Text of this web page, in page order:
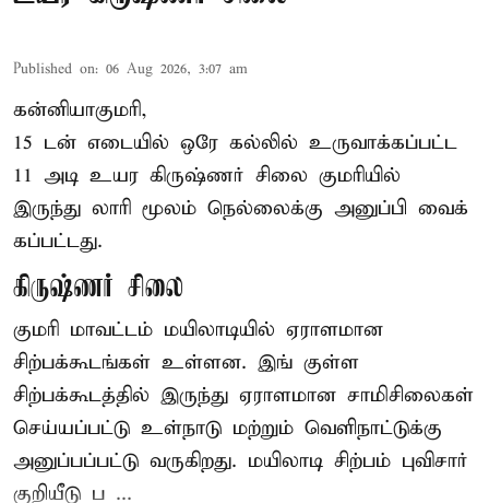
Published on: 06 Aug 2026, 3:07 am
கன்னியாகுமரி,
15 டன் எடையில் ஒரே கல்லில் உருவாக்கப்பட்ட
11 அடி உயர கிருஷ்ணர் சிலை குமரியில்
இருந்து லாரி மூலம் நெல்லைக்கு அனுப்பி வைக்
கப்பட்டது.
கிருஷ்ணர் சிலை
குமரி மாவட்டம் மயிலாடியில் ஏராளமான
சிற்பக்கூடங்கள் உள்ளன. இங் குள்ள
சிற்பக்கூடத்தில் இருந்து ஏராளமான சாமிசிலைகள்
செய்யப்பட்டு உள்நாடு மற்றும் வெளிநாட்டுக்கு
அனுப்பப்பட்டு வருகிறது. மயிலாடி சிற்பம் புவிசார்
குறியீடு ப ...